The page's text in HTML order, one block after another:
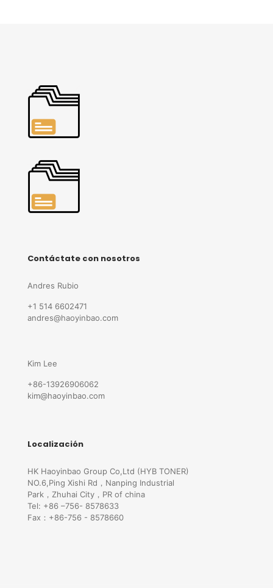
Contáctate con nosotros
Andres Rubio
+1 514 6602471
andres@haoyinbao.com
Kim Lee
+86-13926906062
kim@haoyinbao.com
Localización
HK Haoyinbao Group Co,Ltd (HYB TONER)
NO.6,Ping Xishi Rd，Nanping Industrial
Park，Zhuhai City，PR of china
Tel: +86 –756- 8578633
Fax：+86-756 - 8578660